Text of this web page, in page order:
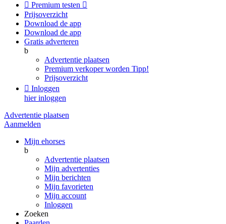
 Premium testen 
Prijsoverzicht
Download de app
Download de app
Gratis adverteren
b
Advertentie plaatsen
Premium verkoper worden Tipp!
Prijsoverzicht
 Inloggen
hier inloggen
Advertentie plaatsen
Aanmelden
Mijn ehorses
b
Advertentie plaatsen
Mijn advertenties
Mijn berichten
Mijn favorieten
Mijn account
Inloggen
Zoeken